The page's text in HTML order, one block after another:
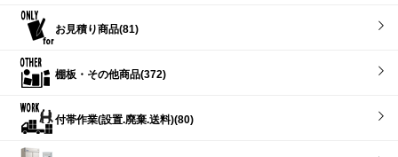
お見積り商品(81)
棚板・その他商品(372)
付帯作業(設置.廃棄.送料)(80)